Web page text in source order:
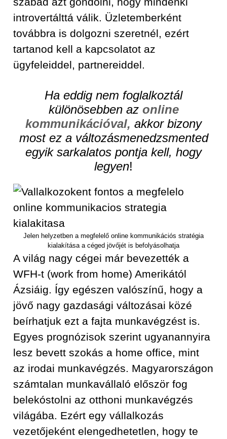
introvertálttá válik. Üzletemberként
továbbra is dolgozni szeretnél, ezért
tartanod kell a kapcsolatot az
ügyfeleiddel, partnereiddel.
Ha eddig nem foglalkoztál
különösebben az online
kommunikációval, akkor bizony
most ez a változásmenedzsmented
egyik sarkalatos pontja kell, hogy
legyen!
Jelen helyzetben a megfelelő online kommunikációs stratégia
kialakítása a céged jövőjét is befolyásolhatja
A világ nagy cégei már bevezették a
WFH-t (work from home) Amerikától
Ázsiáig. Így egészen valószínű, hogy a
jövő nagy gazdasági változásai közé
beírhatjuk ezt a fajta munkavégzést is.
Egyes prognózisok szerint ugyanannyira
lesz bevett szokás a home office, mint
az irodai munkavégzés. Magyarországon
számtalan munkavállaló először fog
belekóstolni az otthoni munkavégzés
világába. Ezért egy vállalkozás
vezetőjeként elengedhetetlen, hogy te